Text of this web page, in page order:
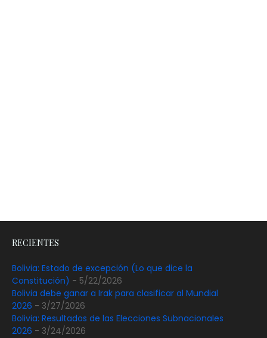
RECIENTES
Bolivia: Estado de excepción (Lo que dice la
Constitución) - 5/22/2026
Bolivia debe ganar a Irak para clasificar al Mundial
2026 - 3/27/2026
Bolivia: Resultados de las Elecciones Subnacionales
2026 - 3/24/2026